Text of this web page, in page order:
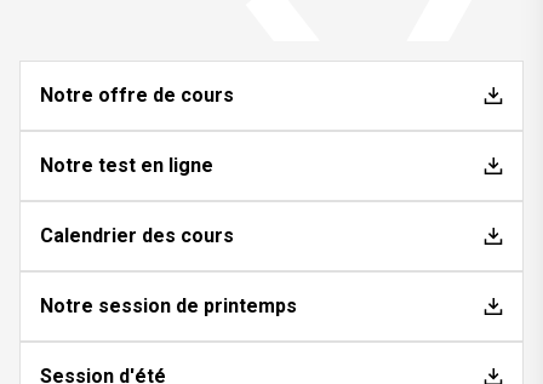
Notre offre de cours
Notre test en ligne
Calendrier des cours
Notre session de printemps
Session d'été